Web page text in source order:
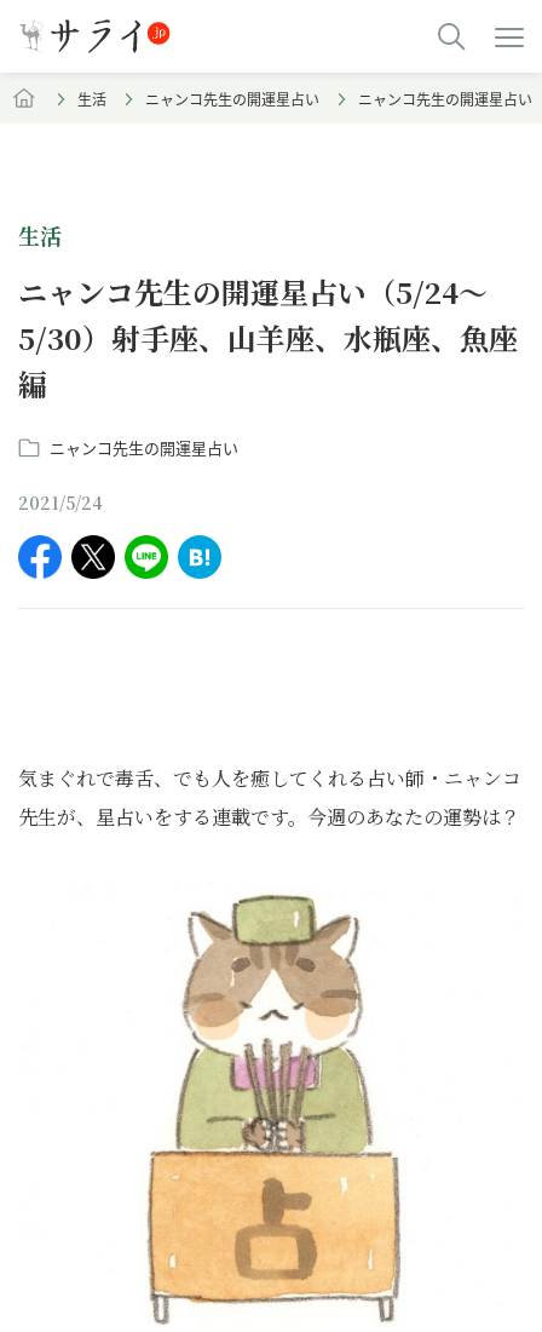
生活 ニャンコ先生の開運星占い ニャンコ先生の開運星占
生活
ニャンコ先生の開運星占い（5/24～
5/30）射手座、山羊座、水瓶座、魚座
編
ニャンコ先生の開運星占い
2021/5/24
気まぐれで毒舌、でも人を癒してくれる占い師・ニャンコ
先生が、星占いをする連載です。今週のあなたの運勢は？